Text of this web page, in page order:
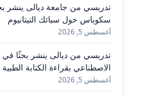
تدريسي من جامعة ديالى ينشر
سكوباس حول سبائك التيتانيوم
أغسطس 5, 2026
تدريسي من ديالى ينشر بحثًا في
الاصطناعي بقراءة الكتابة الطبية
أغسطس 5, 2026